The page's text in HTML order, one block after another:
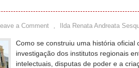
a Comment , Ilda Renata Andreata
Como se construiu uma história oficial
investigação dos institutos regionais
intelectuais, disputas de poder e a